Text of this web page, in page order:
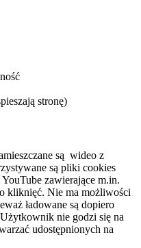
stronę)
są wideo z
są pliki cookies
zawierające m.in.
kliknięć. Nie ma możliwości
ładowane są dopiero
nie godzi się na
udostępnionych na